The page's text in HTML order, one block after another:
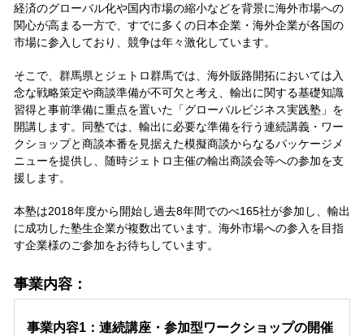
経済のグローバル化や国内市場の縮小などを背景に海外市場への
関心が高まる一方で、すでに多くの日本企業・海外企業が各国の
市場に参入しており、競争は年々激化しています。
そこで、群馬県とジェトロ群馬では、海外販路開拓においては入
念な戦略策定や商談準備が不可欠と考え、輸出に関する基礎知識
習得と事前準備に重点を置いた「グローバルビジネス実践塾」を
開講します。同塾では、輸出に必要な準備を行う連続講義・ワー
クショップと商談本番を見据えた模擬商談からなるパッケージメ
ニューを提供し、随時ジェトロ主催の輸出商談会等への参加を支
援します。
本塾は2018年度から開始し過去8年間でのべ165社が参加し、輸出
に成功した塾生企業が複数出ています。海外市場への参入を目指
す企業様のご参加をお待ちしています。
事業内容：
事業内容1：連続講座・参加型ワークショップの開催